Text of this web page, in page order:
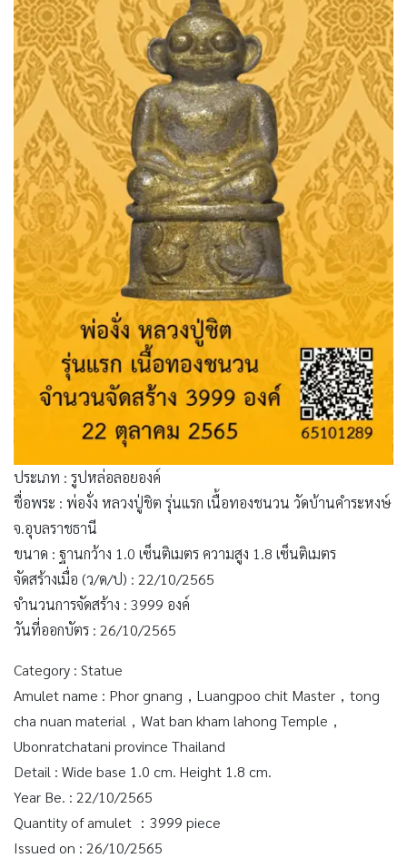
ประเภท : รูปหล่อลอยองค์
ชื่อพระ : พ่องั่ง หลวงปู่ชิต รุ่นแรก เนื้อทองชนวน วัดบ้านคำระหงษ์
จ.อุบลราชธานี
ขนาด : ฐานกว้าง 1.0 เซ็นติเมตร ความสูง 1.8 เซ็นติเมตร
จัดสร้างเมื่อ (ว/ด/ป) : 22/10/2565
จำนวนการจัดสร้าง : 3999 องค์
วันที่ออกบัตร : 26/10/2565
Category : Statue
Amulet name : Phor gnang，Luangpoo chit Master，tong
cha nuan material，Wat ban kham lahong Temple，
Ubonratchatani province Thailand
Detail : Wide base 1.0 cm. Height 1.8 cm.
Year Be. : 22/10/2565
Quantity of amulet ：3999 piece
Issued on : 26/10/2565